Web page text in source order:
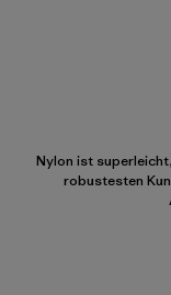
Nylon ist
robustesten